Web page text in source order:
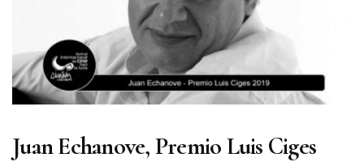
Juan Echanove, Premio Luis Ciges